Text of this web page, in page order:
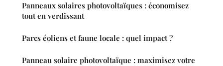
Panneaux solaires photovoltaïques : économisez
tout en verdissant
Parcs éoliens et faune locale : quel impact ?
Panneau solaire photovoltaïque : maximisez votre